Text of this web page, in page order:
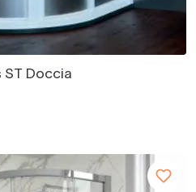
ST Doccia